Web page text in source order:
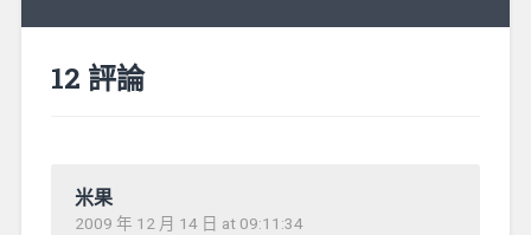
12 評論
米果
2009 年 12 月 14 日 at 09:11:34